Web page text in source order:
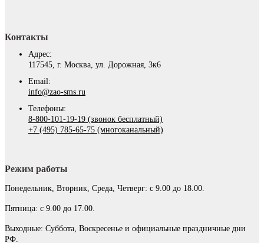
Контакты
Адрес:
117545, г. Москва, ул. Дорожная, 3к6
Email:
info@zao-sms.ru
Телефоны:
8-800-101-19-19 (звонок бесплатный)
+7 (495) 785-65-75 (многоканальный)
Режим работы
Понедельник, Вторник, Среда, Четверг: с 9.00 до 18.00.
Пятница: с 9.00 до 17.00.
Выходные: Суббота, Воскресенье и официальные праздничные дни
РФ.